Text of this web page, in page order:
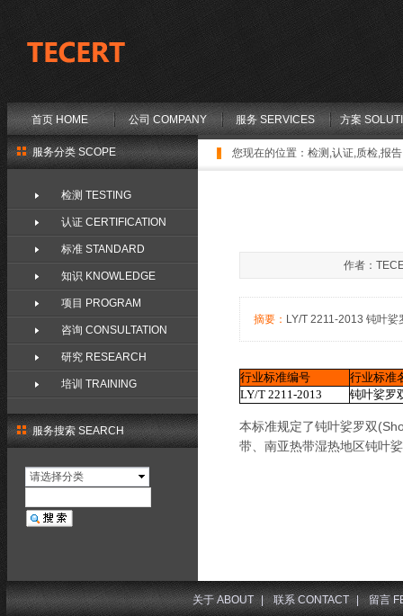
首页 HOME 公司 COMPANY 服务 SERVICES 方案
您现在的位置： 检测,认证,质检,报
服务搜索 SEARCH
请选择分类
作者：
摘要： LY/T 2211-2013 钝叶
行业标准编号
行业标准
LY/T 2211-2013
钝叶娑罗
本标准规定了钝叶娑罗双
带、南亚热带湿热地区钝叶
服务分类 SCOPE
检测 TESTING
认证 CERTIFICATION
标准 STANDARD
知识 KNOWLEDGE
项目 PROGRAM
咨询 CONSULTATION
研究 RESEARCH
培训 TRAINING
关于 ABOUT | 联系 CONTACT | 留言